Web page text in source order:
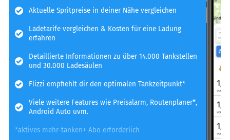
Aktuelle Spritpreise in deiner Nähe vergleichen
Ladetarife vergleichen & Kosten für eine Ladung
erfahren
Detaillierte Informationen zu über 14.000 Tankstellen
und 30.000 Ladesäulen
Flizzi empfiehlt dir den optimalen Tankzeitpunkt*
Viele weitere Features wie Preisalarm, Routenplaner*,
Android Auto uvm.
*aktives mehr-tanken+ Abo erforderlich